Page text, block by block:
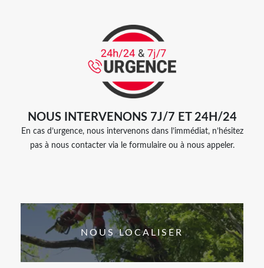
NOUS INTERVENONS 7J/7 ET 24H/24
En cas d’urgence, nous intervenons dans l’immédiat, n’hésitez
pas à nous contacter via le formulaire ou à nous appeler.
NOUS LOCALISER